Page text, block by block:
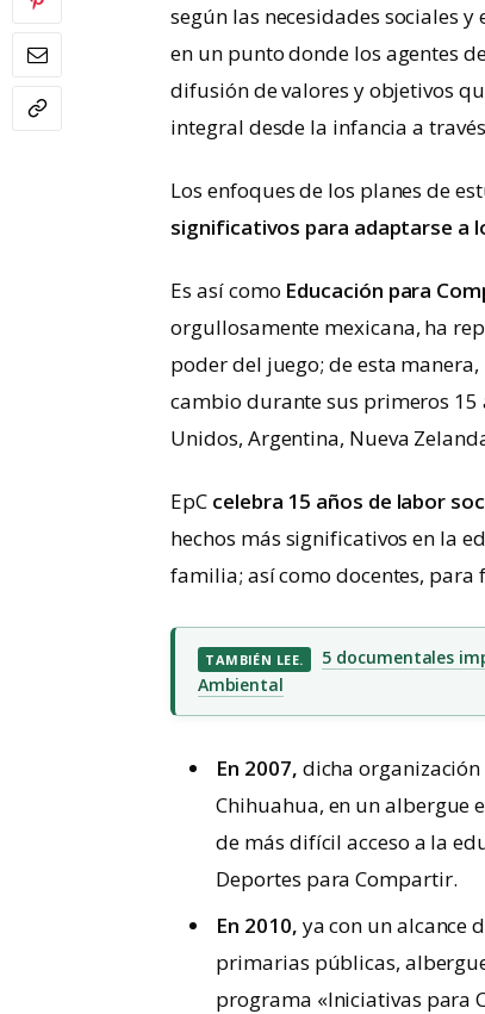
según las necesidades sociales
en un punto donde los agentes
difusión de valores y objetivos
integral desde la infancia a
Los enfoques de los planes de
significativos para adaptarse a
Es así como Educación para
orgullosamente mexicana, ha
poder del juego; de esta
cambio durante sus primeros 15
Unidos, Argentina, Nueva
EpC celebra 15 años de labor
hechos más significativos en la
familia; así como docentes,
TAMBIÉN LEE.
5 documentales
Ambiental
En 2007, dicha
Chihuahua, en un albergue
de más difícil acceso a la
Deportes para Compartir.
En 2010, ya con un alcance
primarias públicas,
programa «Iniciativas para